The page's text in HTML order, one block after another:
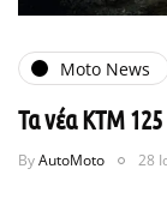
Moto News
Τα νέα KTM
ByAutoMoto 28